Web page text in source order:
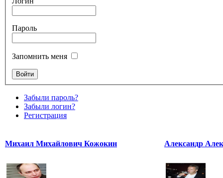
Пароль
Запомнить меня
Забыли пароль?
Забыли логин?
Регистрация
Михаил Михайлович Кожокин Александр